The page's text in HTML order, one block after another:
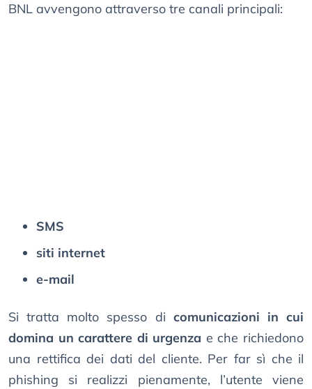
BNL avvengono attraverso tre canali principali:
SMS
siti internet
e-mail
Si tratta molto spesso di comunicazioni in cui
domina un carattere di urgenza e che richiedono
una rettifica dei dati del cliente. Per far sì che il
phishing si realizzi pienamente, l’utente viene